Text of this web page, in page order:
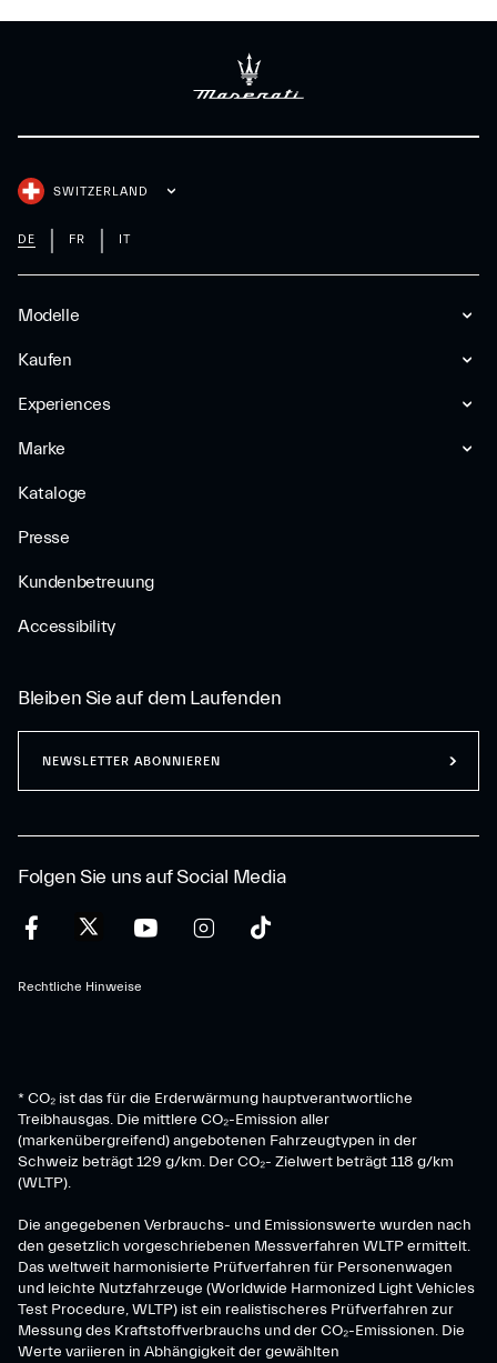
Modelle
Kaufen
Experiences
Marke
Kataloge
Presse
Kundenbetreuung
Accessibility
SWITZERLAND
DE FR IT
Folgen Sie uns auf Social Media
Rechtliche Hinweise
Bleiben Sie auf dem Laufenden
NEWSLETTER ABONNIEREN
* CO₂ ist das für die Erderwärmung hauptverantwortliche
Treibhausgas. Die mittlere CO₂-Emission aller
(markenübergreifend) angebotenen Fahrzeugtypen in der
Schweiz beträgt 129 g/km. Der CO₂- Zielwert beträgt 118 g/km
(WLTP).
Die angegebenen Verbrauchs- und Emissionswerte wurden nach
den gesetzlich vorgeschriebenen Messverfahren WLTP ermittelt.
Das weltweit harmonisierte Prüfverfahren für Personenwagen
und leichte Nutzfahrzeuge (Worldwide Harmonized Light Vehicles
Test Procedure, WLTP) ist ein realistischeres Prüfverfahren zur
Messung des Kraftstoffverbrauchs und der CO₂-Emissionen. Die
Werte variieren in Abhängigkeit der gewählten